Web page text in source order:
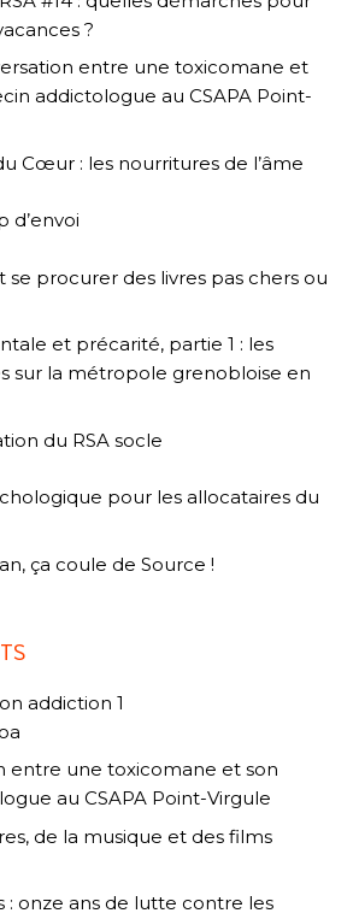
?
entre une toxicomane et
addictologue au CSAPA Point-
Cœur : les nourritures de l’âme
d’envoi
se procurer des livres pas chers ou
et précarité, partie 1 : les
sur la métropole grenobloise en
du RSA socle
pour les allocataires du
ça coule de Source !
addiction 1
entre une toxicomane et son
au CSAPA Point-Virgule
de la musique et des films
: onze ans de lutte contre les